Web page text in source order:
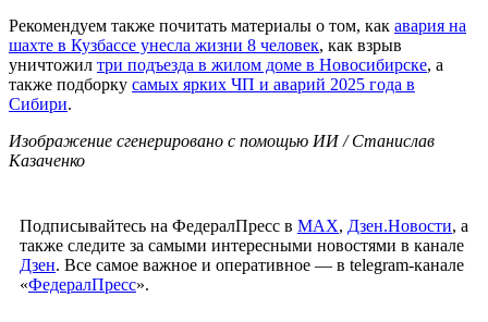
Рекомендуем также почитать материалы о том, как авария на
шахте в Кузбассе унесла жизни 8 человек, как взрыв
уничтожил три подъезда в жилом доме в Новосибирске, а
также подборку самых ярких ЧП и аварий 2025 года в
Сибири.
Изображение сгенерировано с помощью ИИ / Станислав
Казаченко
Подписывайтесь на ФедералПресс в МАХ, Дзен.Новости, а
также следите за самыми интересными новостями в канале
Дзен. Все самое важное и оперативное — в telegram-канале
«ФедералПресс».